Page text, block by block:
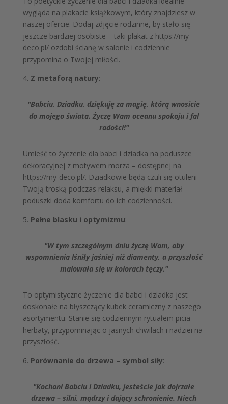
wygląda na plakacie książkowym, który znajdziesz w
naszej ofercie. Dodaj zdjęcie rodzinne, by stało się
jeszcze bardziej osobiste – taki plakat z https://my-
deco.pl/ ozdobi ścianę w salonie i codziennie
przypomina o Twojej miłości.
4. Z metaforą natury:
"Babciu, Dziadku, dziękuję za magię, którą wnosicie
do mojego świata. Życzę Wam oceanu spokoju i fal
radości!"
Umieść to życzenie dla babci i dziadka na poduszce
dekoracyjnej z motywem morza – dostępnej na
https://my-deco.pl/. Dziadkowie będą czuli się otuleni
Twoją troską podczas relaksu, a miękki materiał
poduszki doda komfortu do ich codzienności.
5. Pełne blasku i optymizmu:
"W tym szczególnym dniu życzę Wam, aby
wspomnienia lśniły jaśniej niż diamenty, a przyszłość
malowała się w kolorach tęczy."
To optymistyczne życzenie dla babci i dziadka jest
doskonałe na błyszczący kubek ceramiczny z naszego
asortymentu. Stanie się codziennym rytuałem picia
herbaty, przypominając o jasnych chwilach i nadziei na
przyszłość.
6. Porównanie do drzewa – symbol siły:
"Kochani Babciu i Dziadku, jesteście jak dojrzałe
drzewa – silni, mądrzy i dający schronienie. Niech